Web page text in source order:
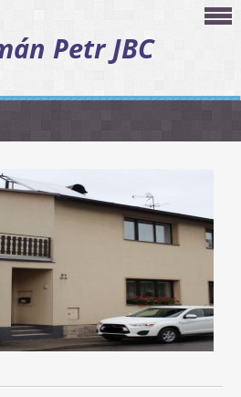
Petr JBC